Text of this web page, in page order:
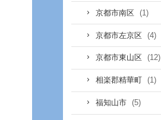
京都市南区 (1)
京都市左京区 (4)
京都市東山区 (12)
相楽郡精華町 (1)
福知山市 (5)